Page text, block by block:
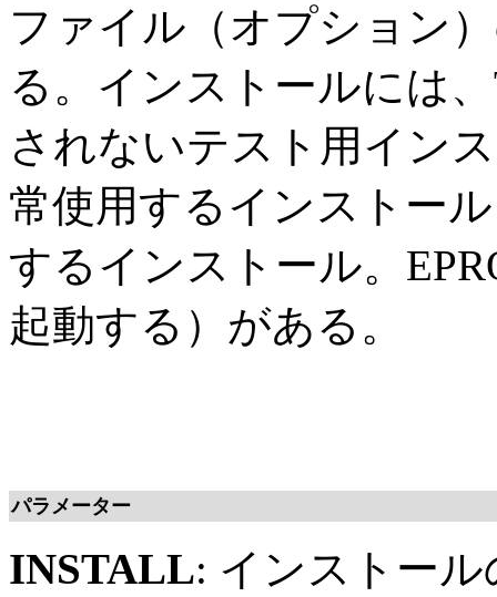
ファイル（オプション
る。インストールには
されないテスト用イン
常使用するインストー
するインストール。
起動する）がある。
パラメーター
INSTALL: インストール